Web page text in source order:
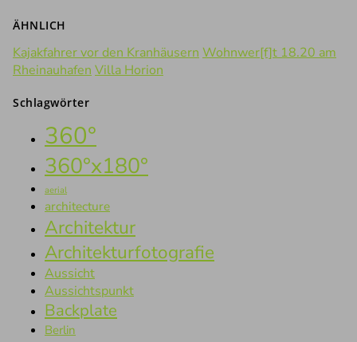
ÄHNLICH
Kajakfahrer vor den Kranhäusern Wohnwer[f]t 18.20 am
Rheinauhafen Villa Horion
Schlagwörter
360°
360°x180°
aerial
architecture
Architektur
Architekturfotografie
Aussicht
Aussichtspunkt
Backplate
Berlin